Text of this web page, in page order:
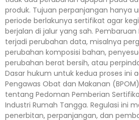
produk. Tujuan perpanjangan hanya
periode berlakunya sertifikat agar
berjalan di jalur yang sah. Pembaruan
terjadi perubahan data, misalnya
perubahan komposisi bahan,
perubahan berat bersih, atau
Dasar hukum untuk kedua proses ini
Pengawas Obat dan Makanan
tentang Pedoman Pemberian
Industri Rumah Tangga. Regulasi ini
penerbitan, perpanjangan, dan